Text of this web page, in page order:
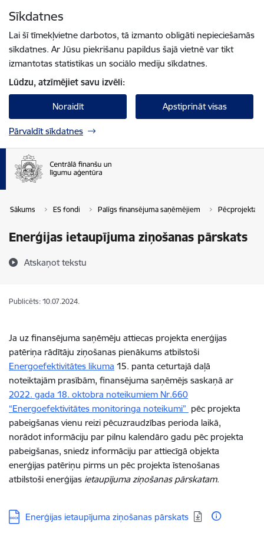
Sīkdatnes
Lai šī tīmekļvietne darbotos, tā izmanto obligāti nepieciešamās
sīkdatnes. Ar Jūsu piekrišanu papildus šajā vietnē var tikt
izmantotas statistikas un sociālo mediju sīkdatnes.
Lūdzu, atzīmējiet savu izvēli:
Noraidīt Apstiprināt visas
Pārvaldīt sīkdatnes
Sākums ES fondi Palīgs finansējuma saņēmējiem Pēcprojekta
Enerģijas ietaupījuma ziņošanas pārskats
Atskaņot tekstu
Publicēts: 10.07.2024.
Ja uz finansējuma saņēmēju attiecas projekta enerģijas
patēriņa rādītāju ziņošanas pienākums atbilstoši
Energoefektivitātes likuma 15. panta ceturtajā daļā
noteiktajām prasībām, finansējuma saņēmējs saskaņā ar
2022. gada 18. oktobra noteikumiem Nr.660
“Energoefektivitātes monitoringa noteikumi” pēc projekta
pabeigšanas vienu reizi pēcuzraudzības perioda laikā,
norādot informāciju par pilnu kalendāro gadu pēc projekta
pabeigšanas, sniedz informāciju par attiecīgā objekta
enerģijas patēriņu pirms un pēc projekta īstenošanas
atbilstoši enerģijas ietaupījuma ziņošanas pārskatam.
Lejupielādēt:
Enerģijas ietaupījuma ziņošanas pārskats